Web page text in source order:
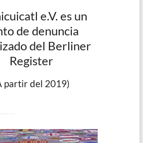
e.V. es un
de denuncia
del Berliner
Register
partir del 2019)